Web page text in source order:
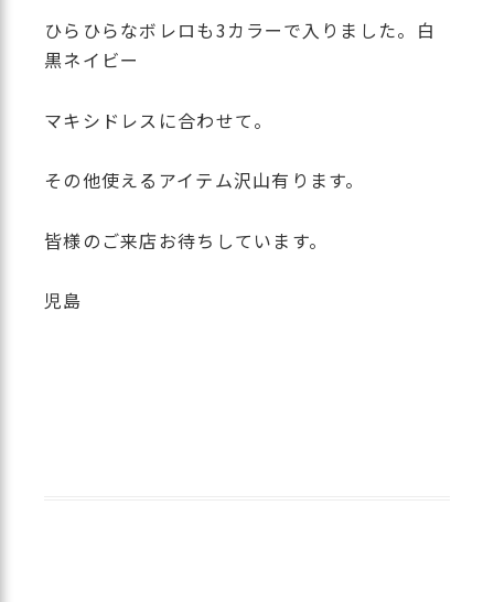
ひらひらなボレロも3カラーで入りました。白
黒ネイビー
マキシドレスに合わせて。
その他使えるアイテム沢山有ります。
皆様のご来店お待ちしています。
児島